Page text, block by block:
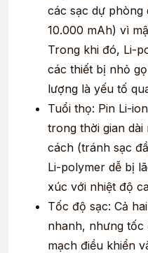
các sạc dự
10.000 mAh) vì
Trong khi đó, Li-
các thiết bị nhỏ
lượng là yếu tố
Tuổi thọ: Pin Li-
trong thời gian
cách (tránh sạc
Li-polymer dễ bị
xúc với nhiệt độ
Tốc độ sạc: Cả
nhanh, nhưng
mạch điều khiển